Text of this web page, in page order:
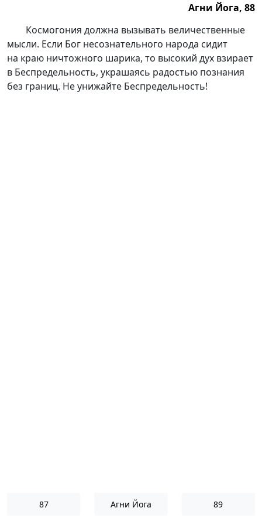
Агни Йога, 88
Агни Йога, 88.
Космогония должна вызывать величественные
мысли. Если Бог несознательного народа сидит
на краю ничтожного шарика, то высокий дух взирает
в Беспредельность, украшаясь радостью познания
без границ. Не унижайте Беспредельность!
87 Агни Йога 89